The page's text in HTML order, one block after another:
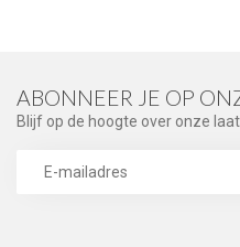
ABONNEER JE OP
Blijf op de hoogte over onze